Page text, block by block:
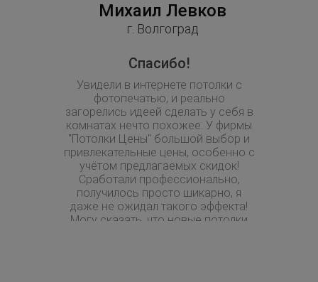
Михаил Левков
г. Волгоград
Спасибо!
Увидели в интернете потолки с
фотопечатью, и реально
загорелись идеей сделать у себя в
комнатах нечто похожее. У фирмы
"Потолки Цены" большой выбор и
привлекательные цены, особенно с
учётом предлагаемых скидок!
Сработали профессионально,
получилось просто шикарно, я
даже не ожидал такого эффекта!
Могу сказать, что новые потолки